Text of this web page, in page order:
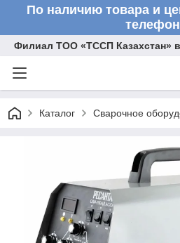
По наличию товара и
Филиал ТОО «ТССП Казахстан»
Каталог Сварочное